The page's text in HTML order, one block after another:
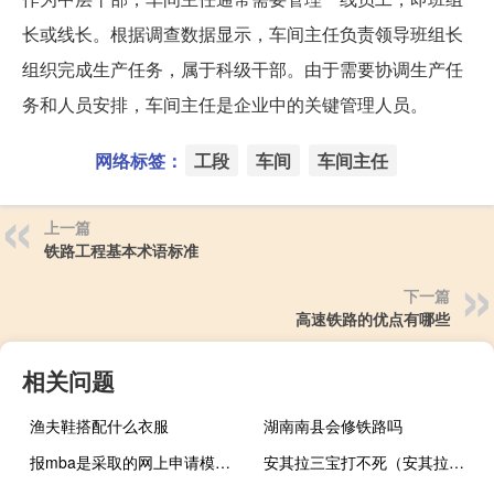
长或线长。根据调查数据显示，车间主任负责领导班组长
组织完成生产任务，属于科级干部。由于需要协调生产任
务和人员安排，车间主任是企业中的关键管理人员。
网络标签： 工段 车间 车间主任
上一篇
铁路工程基本术语标准
下一篇
高速铁路的优点有哪些
相关问题
渔夫鞋搭配什么衣服
湖南南县会修铁路吗
报mba是采取的网上申请模式吗
安其拉三宝打不死（安其拉三宝击杀顺序）